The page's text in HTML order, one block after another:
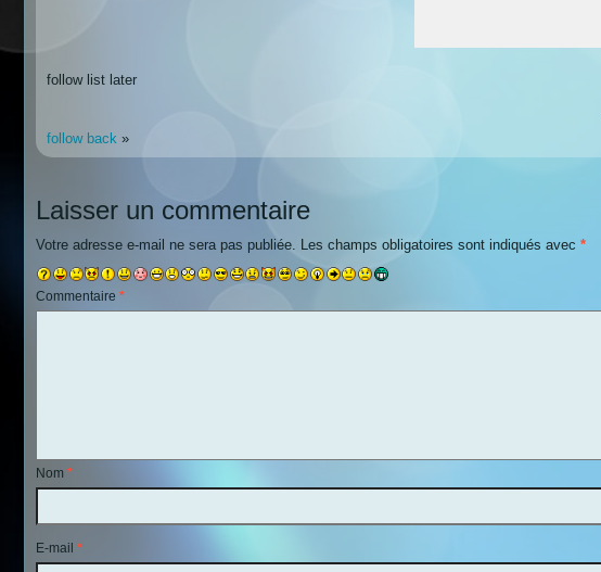
follow list later
follow back »
Laisser un commentaire
Votre adresse e-mail ne sera pas publiée. Les champs obligatoires sont indiqués avec *
Commentaire *
Nom *
E-mail *